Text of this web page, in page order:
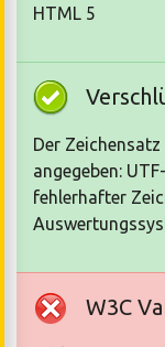
HTML 5
Der
angegeben:
fehlerhafter
W3C